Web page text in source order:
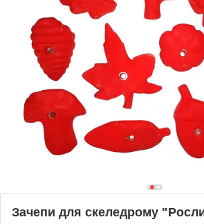
Зачепи для скеледрому